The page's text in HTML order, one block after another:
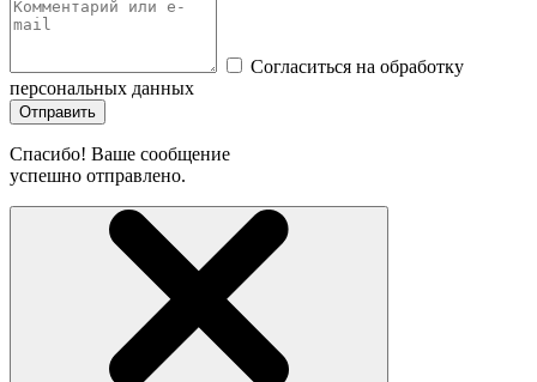
Согласиться на обработку
персональных данных
Отправить
Спасибо! Ваше сообщение
успешно отправлено.